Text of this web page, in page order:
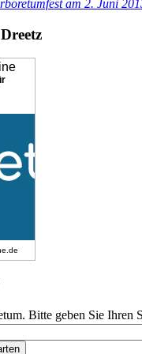
am 2. Juni
Bitte geben Sie Ihren